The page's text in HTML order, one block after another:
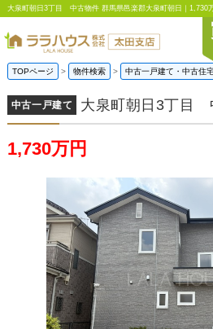
大泉町朝日3丁目 中古物件 群馬県邑楽郡大泉町朝日｜1,730
TOPページ 物件検索 中古一戸建て・中古住
中古一戸建て 大泉町朝日3丁目
1,730万円